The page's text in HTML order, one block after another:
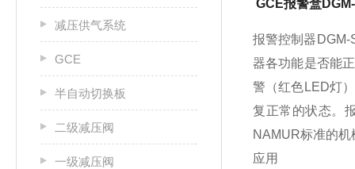
减压供气系统
GCE
半自动切换板
二级减压阀
一级减压阀
GCE报警盒
报警控制器
器各功能是否能
警（红色LED灯
复正常的状态。
NAMUR标准的
应用